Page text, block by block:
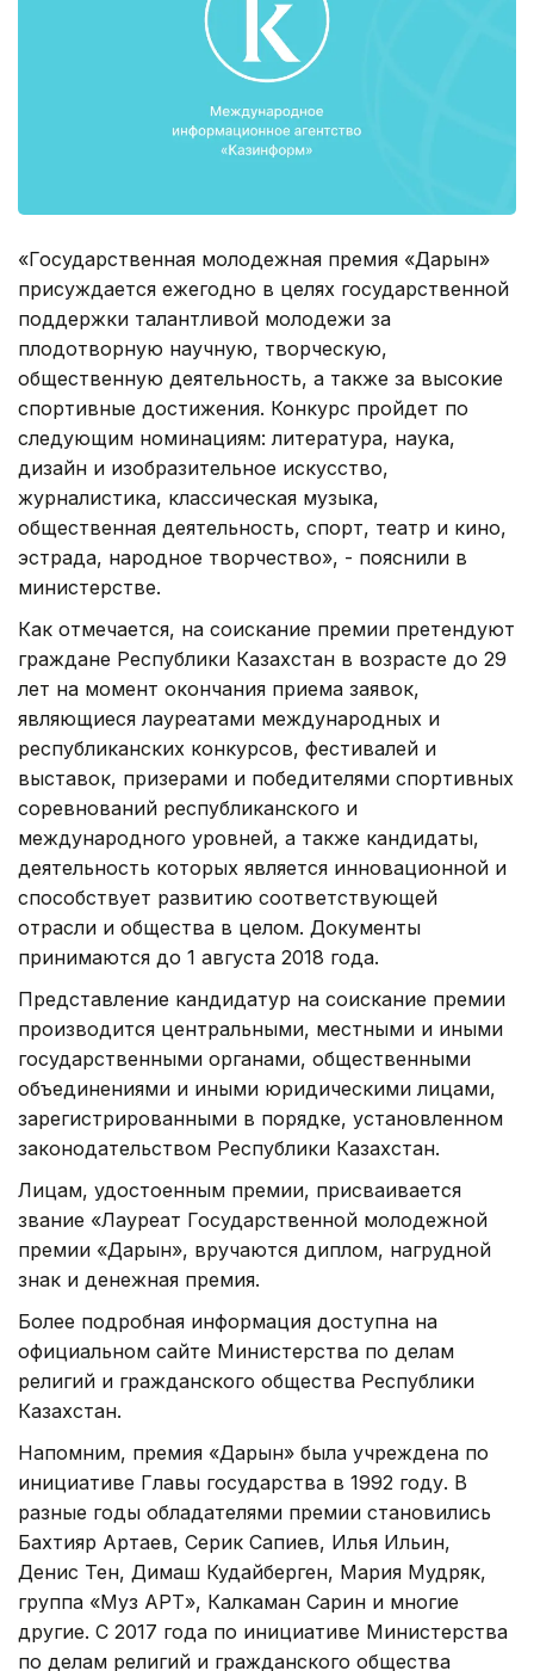
«Государственная молодежная премия «Дарын»
присуждается ежегодно в целях государственной
поддержки талантливой молодежи за
плодотворную научную, творческую,
общественную деятельность, а также за высокие
спортивные достижения. Конкурс пройдет по
следующим номинациям: литература, наука,
дизайн и изобразительное искусство,
журналистика, классическая музыка,
общественная деятельность, спорт, театр и кино,
эстрада, народное творчество», - пояснили в
министерстве.
Как отмечается, на соискание премии претендуют
граждане Республики Казахстан в возрасте до 29
лет на момент окончания приема заявок,
являющиеся лауреатами международных и
республиканских конкурсов, фестивалей и
выставок, призерами и победителями спортивных
соревнований республиканского и
международного уровней, а также кандидаты,
деятельность которых является инновационной и
способствует развитию соответствующей
отрасли и общества в целом. Документы
принимаются до 1 августа 2018 года.
Представление кандидатур на соискание премии
производится центральными, местными и иными
государственными органами, общественными
объединениями и иными юридическими лицами,
зарегистрированными в порядке, установленном
законодательством Республики Казахстан.
Лицам, удостоенным премии, присваивается
звание «Лауреат Государственной молодежной
премии «Дарын», вручаются диплом, нагрудной
знак и денежная премия.
Более подробная информация доступна на
официальном сайте Министерства по делам
религий и гражданского общества Республики
Казахстан.
Напомним, премия «Дарын» была учреждена по
инициативе Главы государства в 1992 году. В
разные годы обладателями премии становились
Бахтияр Артаев, Серик Сапиев, Илья Ильин,
Денис Тен, Димаш Кудайберген, Мария Мудряк,
группа «Муз АРТ», Калкаман Сарин и многие
другие. С 2017 года по инициативе Министерства
по делам религий и гражданского общества